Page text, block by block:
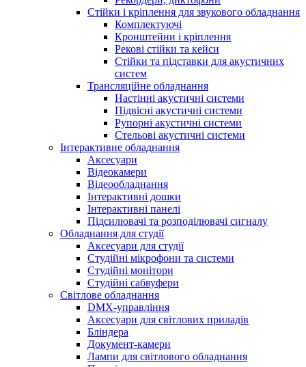
Стійки і кріплення для звукового обладнання
Комплектуючі
Кронштейни і кріплення
Рекові стійки та кейси
Стійки та підставки для акустичних
систем
Трансляційне обладнання
Настінні акустичні системи
Підвісні акустичні системи
Рупорні акустичні системи
Стельові акустичні системи
Інтерактивне обладнання
Аксесуари
Відеокамери
Відеообладнання
Інтерактивні дошки
Інтерактивні панелі
Підсилювачі та розподілювачі сигналу
Обладнання для студії
Аксесуари для студії
Студійні мікрофони та системи
Студійні монітори
Студійні сабвуфери
Світлове обладнання
DMX-управління
Аксесуари для світлових приладів
Бліндера
Документ-камери
Лампи для світлового обладнання